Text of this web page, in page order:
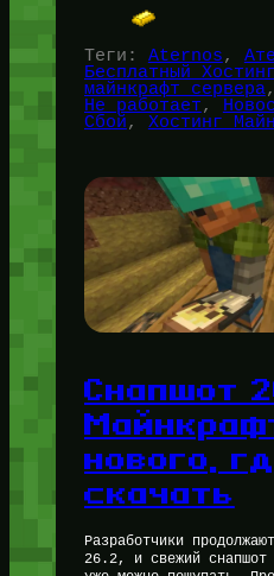
Теги: Aternos,
Бесплатный
майнкрафт сервера
Не работает,
Сбой, Хостинг
Снапшот
нового,
скачать
Разработчики
26.2, и свежий снапшот